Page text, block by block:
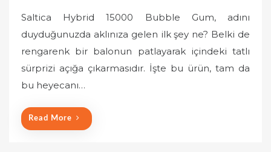
s
t
e
d
Saltica Hybrid 15000 Bubble Gum, adını
duyduğunuzda aklınıza gelen ilk şey ne? Belki de
rengarenk bir balonun patlayarak içindeki tatlı
sürprizi açığa çıkarmasıdır. İşte bu ürün, tam da
bu heyecanı…
Read More